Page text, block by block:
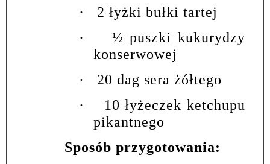
·
2 łyżki bułki tartej
·
½ puszki kukurydzy
konserwowej
·
20 dag sera żółtego
·
10 łyżeczek ketchupu
pikantnego
Sposób przygotowania: